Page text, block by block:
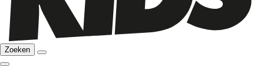
Zoeken